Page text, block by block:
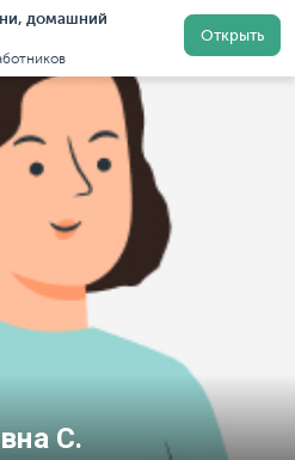
домашний
Открыть
Домработницы в Московской
С.